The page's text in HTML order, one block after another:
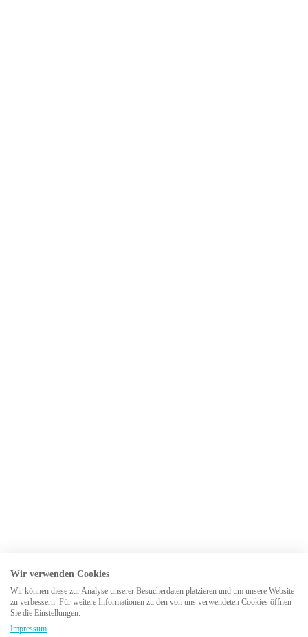
Wir verwenden Cookies
Wir können diese zur Analyse unserer Besucherdaten platzieren und um unsere Website
zu verbessern. Für weitere Informationen zu den von uns verwendeten Cookies öffnen
Sie die Einstellungen.
Impressum